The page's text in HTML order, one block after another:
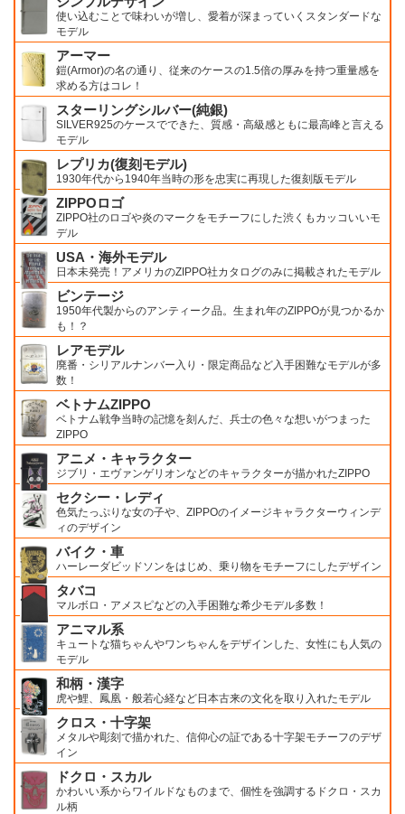
使い込むことで味わいが増し、愛着が深まっていくスタンダードな
モデル
アーマー
鎧(Armor)の名の通り、従来のケースの1.5倍の厚みを持つ重量感を
求める方はコレ！
スターリングシルバー(純銀)
SILVER925のケースでできた、質感・高級感ともに最高峰と言える
モデル
レプリカ(復刻モデル)
1930年代から1940年当時の形を忠実に再現した復刻版モデル
ZIPPOロゴ
ZIPPO社のロゴや炎のマークをモチーフにした渋くもカッコいいモ
デル
USA・海外モデル
日本未発売！アメリカのZIPPO社カタログのみに掲載されたモデル
ビンテージ
1950年代製からのアンティーク品。生まれ年のZIPPOが見つかるか
も！？
レアモデル
廃番・シリアルナンバー入り・限定商品など入手困難なモデルが多
数！
ベトナムZIPPO
ベトナム戦争当時の記憶を刻んだ、兵士の色々な想いがつまった
ZIPPO
アニメ・キャラクター
ジブリ・エヴァンゲリオンなどのキャラクターが描かれたZIPPO
セクシー・レディ
色気たっぷりな女の子や、ZIPPOのイメージキャラクターウィンデ
ィのデザイン
バイク・車
ハーレーダビッドソンをはじめ、乗り物をモチーフにしたデザイン
タバコ
マルボロ・アメスピなどの入手困難な希少モデル多数！
アニマル系
キュートな猫ちゃんやワンちゃんをデザインした、女性にも人気の
モデル
和柄・漢字
虎や鯉、鳳凰・般若心経など日本古来の文化を取り入れたモデル
クロス・十字架
メタルや彫刻で描かれた、信仰心の証である十字架モチーフのデザ
イン
ドクロ・スカル
かわいい系からワイルドなものまで、個性を強調するドクロ・スカ
ル柄